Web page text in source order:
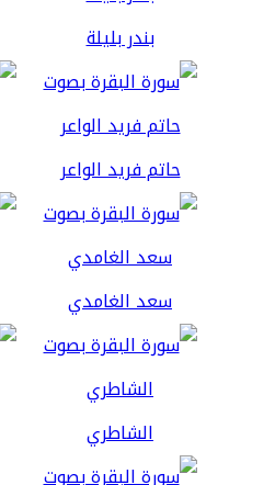
بندر بليلة
حاتم فريد الواعر
سعد الغامدي
الشاطري